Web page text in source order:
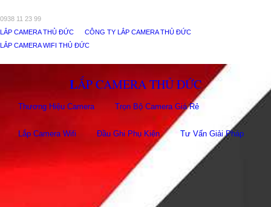
0938 11 23 99
LẮP CAMERA THỦ ĐỨC
CÔNG TY LẮP CAMERA THỦ ĐỨC
LẮP CAMERA WIFI THỦ ĐỨC
LẮP CAMERA THỦ ĐỨC
Thương Hiệu Camera Trọn Bộ Camera Giá Rẻ
Lắp Camera Wifi Đầu Ghi Phụ Kiên Tư Vấn Giải Pháp